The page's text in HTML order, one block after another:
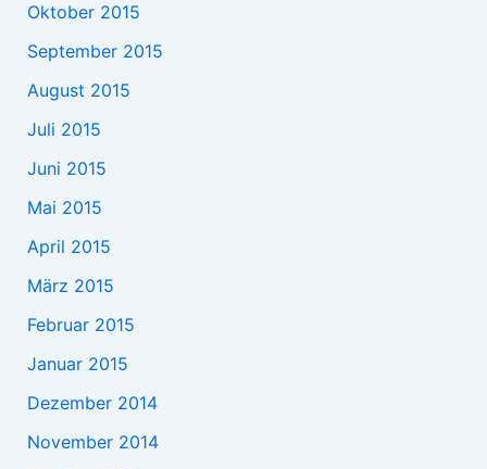
Oktober 2015
September 2015
August 2015
Juli 2015
Juni 2015
Mai 2015
April 2015
März 2015
Februar 2015
Januar 2015
Dezember 2014
November 2014